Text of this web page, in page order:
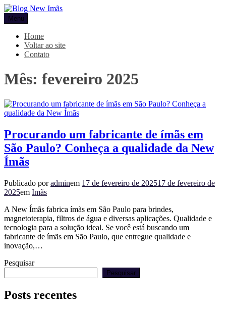
Pular
para
o
conteúdo
Blog New Imãs
Menu
Home
Voltar ao site
Contato
Mês: fevereiro 2025
Procurando um fabricante de ímãs em
São Paulo? Conheça a qualidade da New
Ímãs
Publicado poradminem 17 de fevereiro de 202517 de fevereiro de
2025em Imãs
A New Ímãs fabrica ímãs em São Paulo para brindes,
magnetoterapia, filtros de água e diversas aplicações. Qualidade e
tecnologia para a solução ideal. Se você está buscando um
fabricante de ímãs em São Paulo, que entregue qualidade e
inovação,…
Pesquisar
Pesquisar
Posts recentes